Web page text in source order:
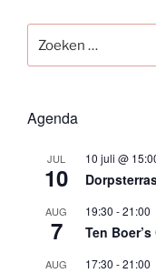
naar:
Agenda
JUL
10
10 juli @
AUG
7
19:30 -21:00
Ten
AUG 17:30 -21:00